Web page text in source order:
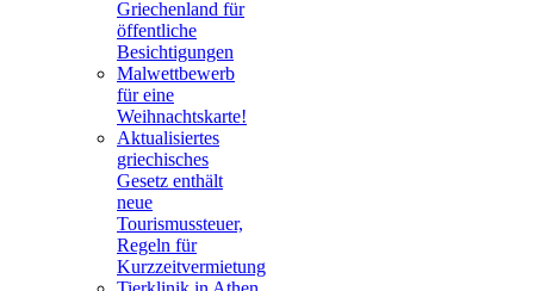
Griechenland für
öffentliche
Besichtigungen
Malwettbewerb
für eine
Weihnachtskarte!
Aktualisiertes
griechisches
Gesetz enthält
neue
Tourismussteuer,
Regeln für
Kurzzeitvermietung